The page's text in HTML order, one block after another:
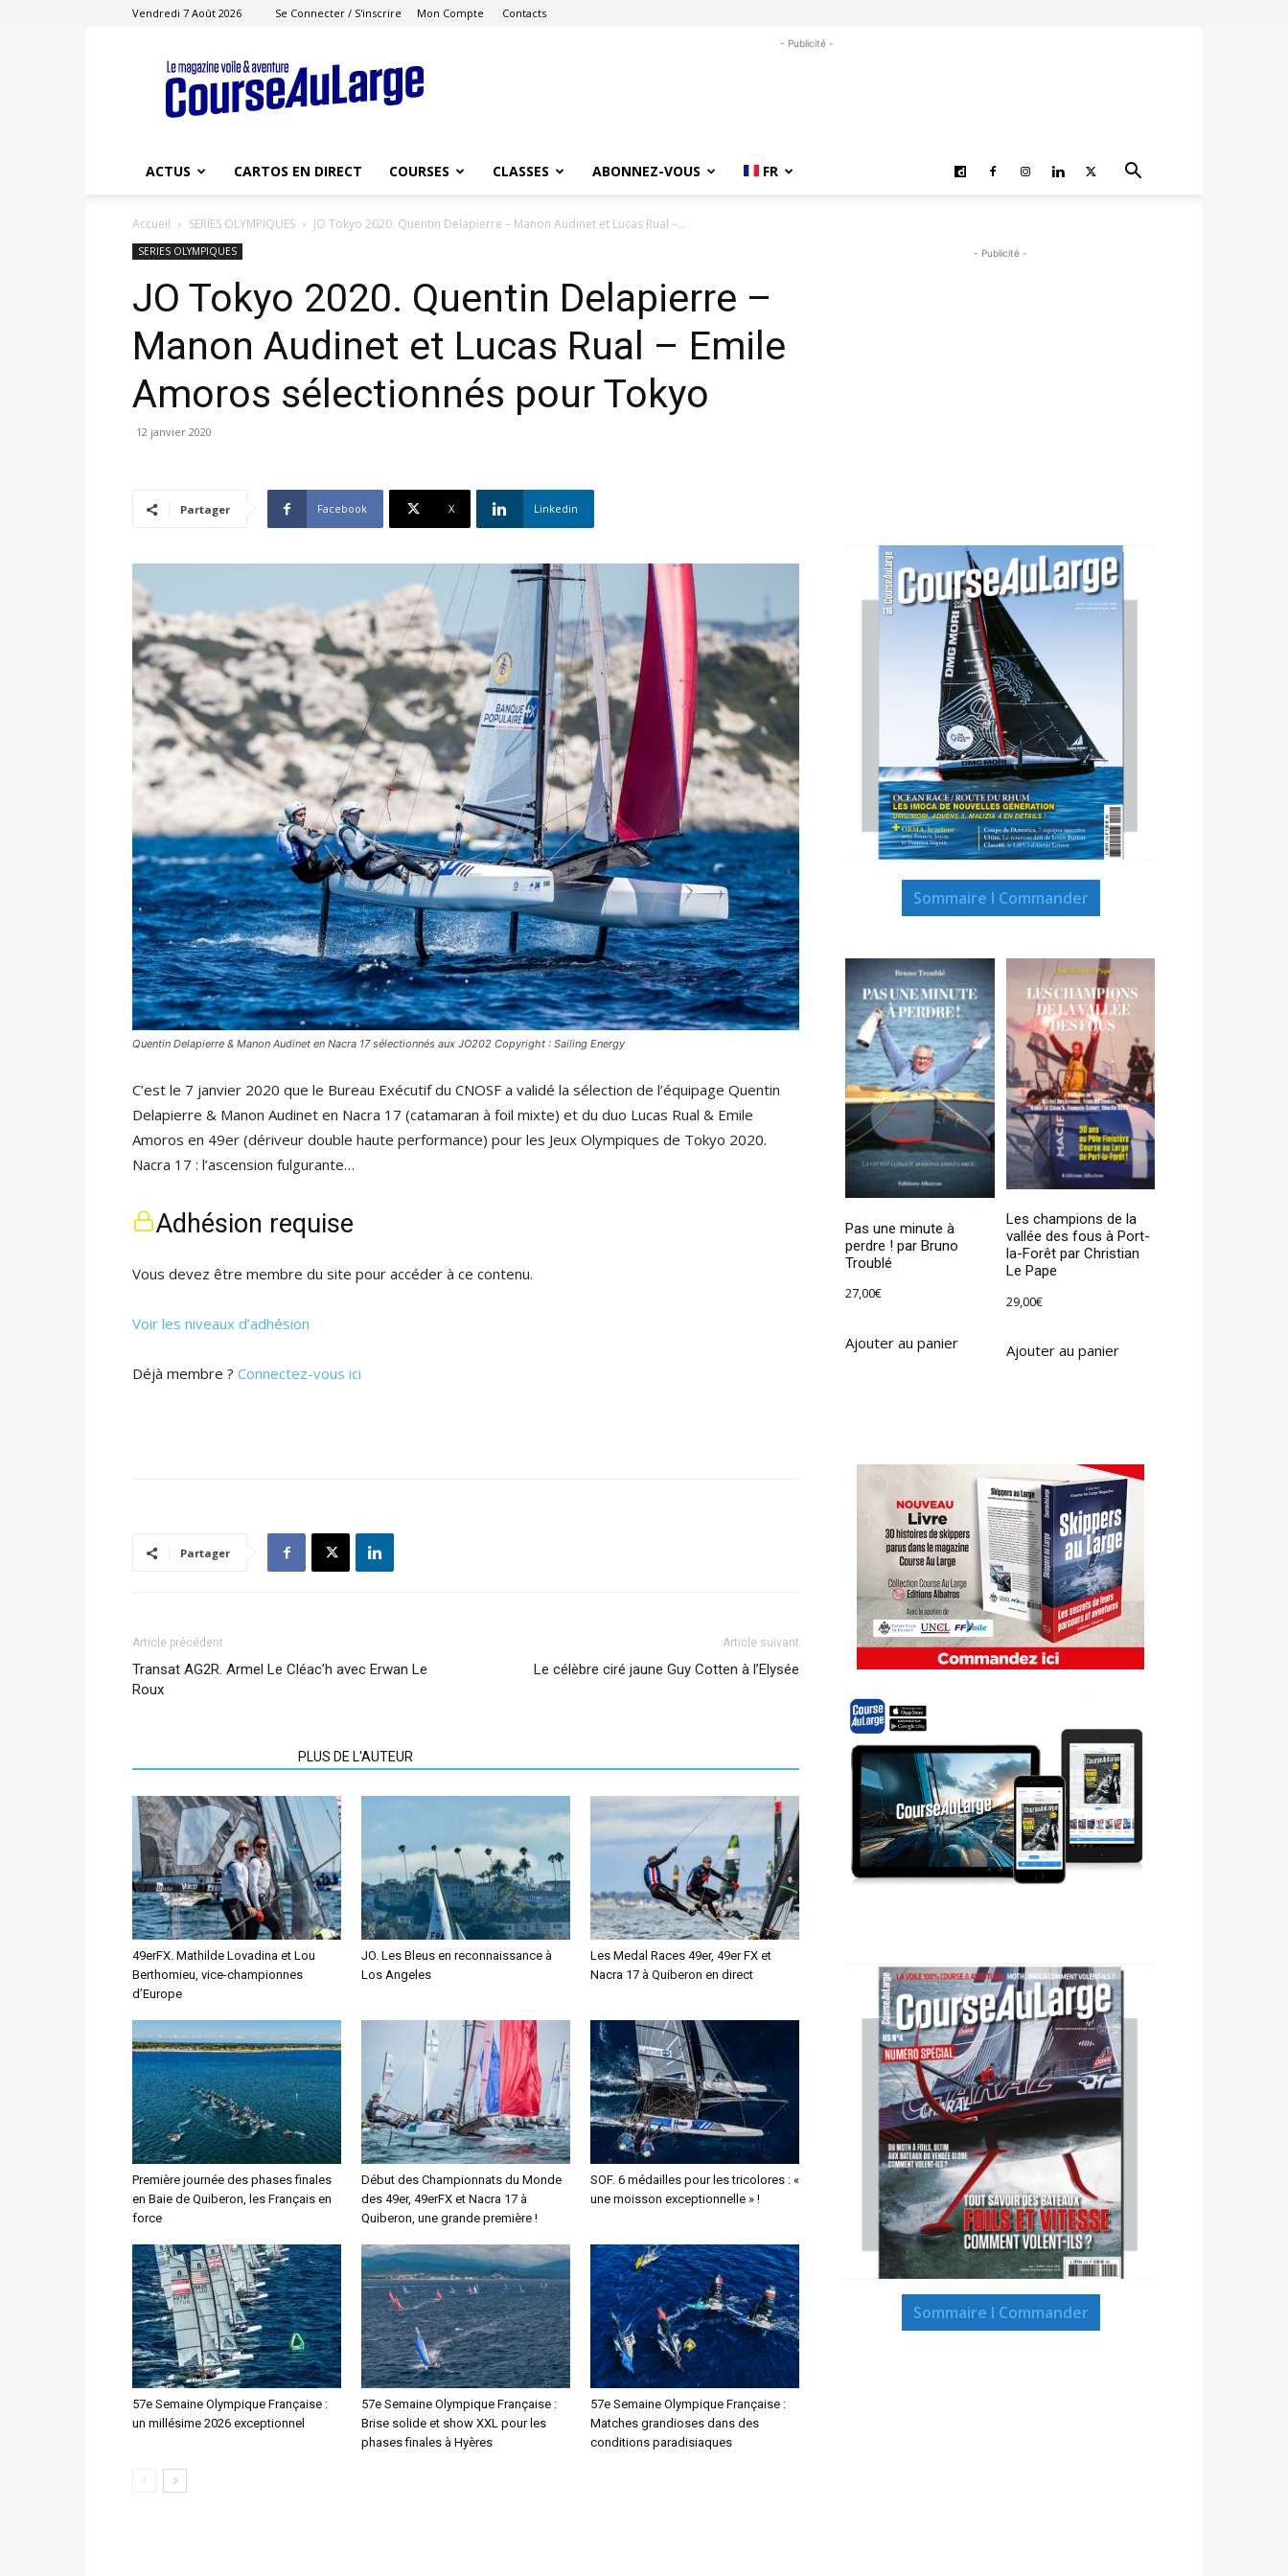
Vendredi 7 Août 2026 Se Connecter / S'inscrire Mon Compte Contacts
Course
au
Large
- Publicité -
ACTUS CARTOS EN DIRECT COURSES CLASSES ABONNEZ-VOUS FR
Accueil SERIES OLYMPIQUES JO Tokyo 2020. Quentin Delapierre – Manon Audinet et Lucas Rual –...
SERIES OLYMPIQUES
JO Tokyo 2020. Quentin Delapierre –
Manon Audinet et Lucas Rual – Emile
Amoros sélectionnés pour Tokyo
12 janvier 2020
Partager Facebook X Linkedin
Quentin Delapierre & Manon Audinet en Nacra 17 sélectionnés aux JO202 Copyright : Sailing Energy
C’est le 7 janvier 2020 que le Bureau Exécutif du CNOSF a validé la sélection de l’équipage Quentin
Delapierre & Manon Audinet en Nacra 17 (catamaran à foil mixte) et du duo Lucas Rual & Emile
Amoros en 49er (dériveur double haute performance) pour les Jeux Olympiques de Tokyo 2020.
Nacra 17 : l’ascension fulgurante…
Adhésion requise
Vous devez être membre du site pour accéder à ce contenu.
Voir les niveaux d’adhésion
Déjà membre ? Connectez-vous ici
Partager
Article précédent
Transat AG2R. Armel Le Cléac’h avec Erwan Le
Roux
Article suivant
Le célèbre ciré jaune Guy Cotten à l’Elysée
PLUS DE L'AUTEUR
49erFX. Mathilde Lovadina et Lou
Berthomieu, vice-championnes
d’Europe
JO. Les Bleus en reconnaissance à
Los Angeles
Les Medal Races 49er, 49er FX et
Nacra 17 à Quiberon en direct
Première journée des phases finales
en Baie de Quiberon, les Français en
force
Début des Championnats du Monde
des 49er, 49erFX et Nacra 17 à
Quiberon, une grande première !
SOF. 6 médailles pour les tricolores : «
une moisson exceptionnelle » !
57e Semaine Olympique Française :
un millésime 2026 exceptionnel
57e Semaine Olympique Française :
Brise solide et show XXL pour les
phases finales à Hyères
57e Semaine Olympique Française :
Matches grandioses dans des
conditions paradisiaques
- Publicité -
Sommaire I Commander
Pas une minute à
perdre ! par Bruno
Troublé
27,00€
Ajouter au panier
Les champions de la
vallée des fous à Port-
la-Forêt par Christian
Le Pape
29,00€
Ajouter au panier
Sommaire I Commander